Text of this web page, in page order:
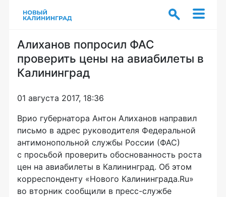
Алиханов попросил ФАС
проверить цены на авиабилеты в
Калининград
01 августа 2017, 18:36
Врио губернатора Антон Алиханов направил
письмо в адрес руководителя Федеральной
антимонопольной службы России (ФАС)
с просьбой проверить обоснованность роста
цен на авиабилеты в Калининград. Об этом
корреспонденту «Нового Калининграда.Ru»
во вторник сообщили в пресс-службе